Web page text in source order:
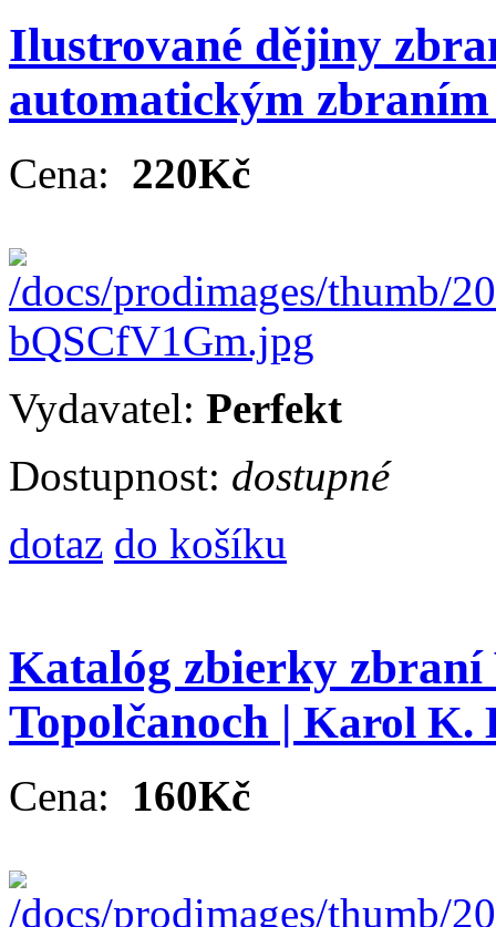
Ilustrované dějiny
automatickým
Cena: 220Kč
Vydavatel: Perfekt
Dostupnost: dostupné
dotaz do košíku
Katalóg zbierky zbraní
Topolčanoch | Karol K.
Cena: 160Kč